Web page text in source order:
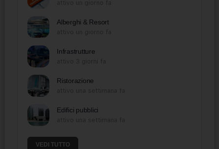
Alberghi & Resort
Infrastrutture
Ristorazione
Edifici pubblici
VEDI TUTTO